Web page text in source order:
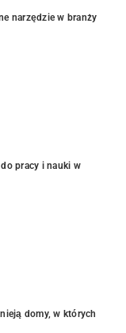
narzędzie w branży
pracy i nauki w
domy, w których